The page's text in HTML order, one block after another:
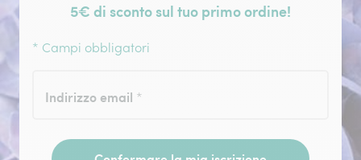
5€ di sconto sul tuo primo ordine!
* Campi obbligatori
Indirizzo email *